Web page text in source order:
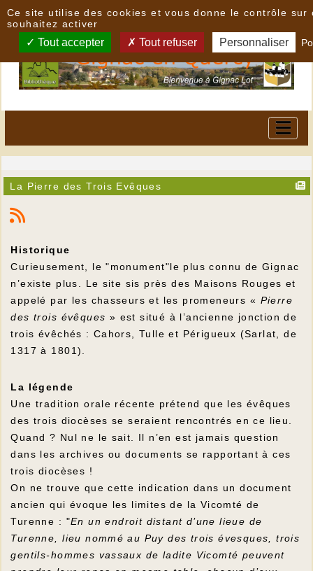
La Pierre des Trois Evêques
Historique
Curieusement, le "monument"le plus connu de Gignac
n’existe plus. Le site sis près des Maisons Rouges et
appelé par les chasseurs et les promeneurs « Pierre
des trois évêques » est situé à l’ancienne jonction de
trois évêchés : Cahors, Tulle et Périgueux (Sarlat, de
1317 à 1801).
La légende
Une tradition orale récente prétend que les évêques
des trois diocèses se seraient rencontrés en ce lieu.
Quand ? Nul ne le sait. Il n’en est jamais question
dans les archives ou documents se rapportant à ces
trois diocèses !
On ne trouve que cette indication dans un document
ancien qui évoque les limites de la Vicomté de
Turenne : "En un endroit distant d’une lieue de
Turenne, lieu nommé au Puy des trois évesques, trois
gentils-hommes vassaux de ladite Vicomté peuvent
Ce site utilise des cookies et vous donne le contrôle sur
souhaitez activer
Tout accepter Tout refuser Personnaliser